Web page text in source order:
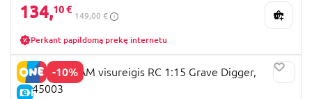
134,10 €
149,00 €
Perkant papildomą prekę internetu
-10%
E-KAINA
MONSTER JAM visureigis RC 1:15 Grave Digger,
6045003